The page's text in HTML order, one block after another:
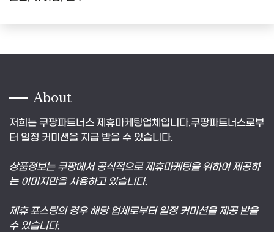
About
저희는 쿠팡파트너스 제휴마케팅업체입니다.쿠팡파트너스로부
터 일정 커미션을 지급 받을 수 있습니다.
상품정보는 쿠팡에서 공식적으로 제휴마케팅을 위하여 제공하
는 이미지만을 사용하고 있습니다.
제휴 포스팅의 경우 해당 업체로부터 일정 커미션을 제공 받을
수 있습니다.